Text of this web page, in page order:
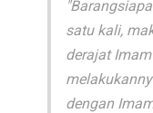
satu kali,
derajat
dengan